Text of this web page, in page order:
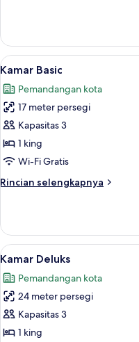
Kamar
Standar
Lihat
semua
foto
untuk
Kamar
Basic
5
Kamar Basic
Pemandangan kota
17 meter persegi
Kapasitas 3
1 king
Wi-Fi Gratis
Rincian selengkapnya
Rincian
Kamar
Basic
Lihat
semua
foto
untuk
Kamar
Deluks
5
Kamar Deluks
Pemandangan kota
24 meter persegi
Kapasitas 3
1 king